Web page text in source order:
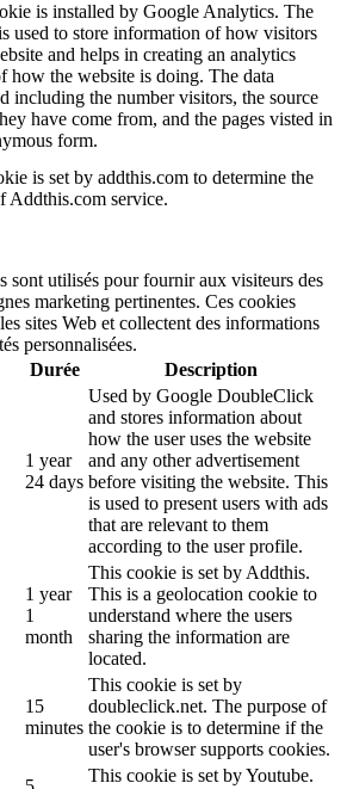
is installed by Google Analytics. The
used to store information of how visitors
and helps in creating an analytics
how the website is doing. The data
including the number visitors, the source
have come from, and the pages visted in
form.
is set by addthis.com to determine the
Addthis.com service.
sont utilisés pour fournir aux visiteurs des
marketing pertinentes. Ces cookies
sites Web et collectent des informations
personnalisées.
Durée Description
1 year
24 days
Used by Google DoubleClick
and stores information about
how the user uses the website
and any other advertisement
before visiting the website. This
is used to present users with ads
that are relevant to them
according to the user profile.
1 year
1
month
This cookie is set by Addthis.
This is a geolocation cookie to
understand where the users
sharing the information are
located.
15
minutes
This cookie is set by
doubleclick.net. The purpose of
the cookie is to determine if the
user's browser supports cookies.
This cookie is set by Youtube.